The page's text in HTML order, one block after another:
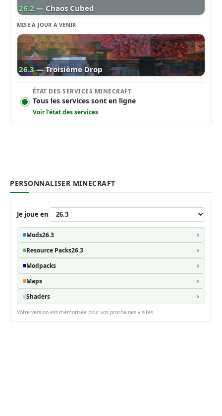
26.2 — Chaos Cubed
MISE À JOUR À VENIR
26.3 — Troisième Drop
ÉTAT DES SERVICES MINECRAFT
Tous les services sont en ligne
Voir l’état des services
PERSONNALISER MINECRAFT
Je joue en
Mods26.3
Resource Packs26.3
Modpacks
Maps
Shaders
Votre version est mémorisée pour vos prochaines visites.